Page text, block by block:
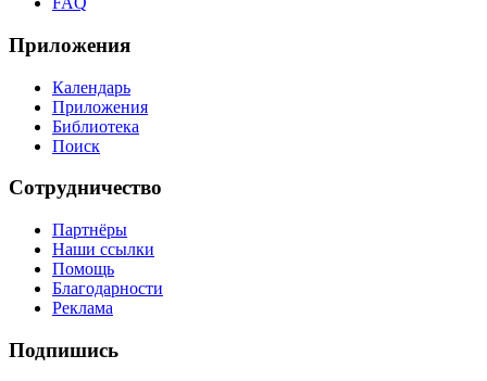
Приложения
Календарь
Приложения
Библиотека
Поиск
Сотрудничество
Партнёры
Наши ссылки
Помощь
Благодарности
Реклама
Подпишись